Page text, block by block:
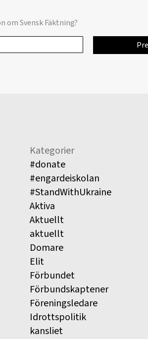
om Svensk Fäktning?
Kategorier
#donate
#engardeiskolan
#StandWithUkraine
Aktiva
Aktuellt
aktuellt
Domare
Elit
Förbundet
Förbundskaptener
Föreningsledare
Idrottspolitik
kansliet